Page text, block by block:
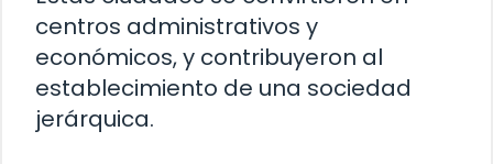
centros administrativos y
económicos, y contribuyeron al
establecimiento de una sociedad
jerárquica.